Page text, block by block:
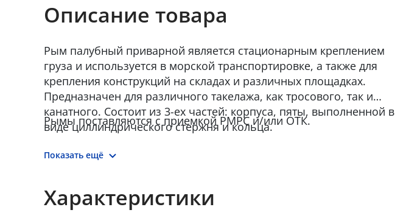
Описание товара
Рым палубный приварной является стационарным креплением
груза и используется в морской транспортировке, а также для
крепления конструкций на складах и различных площадках.
Предназначен для различного такелажа, как тросового, так и
канатного. Состоит из 3-ех частей: корпуса, пяты, выполненной в
виде циллиндрического стержня и кольца.
Рымы поставляются с приемкой РМРС и/или ОТК.
Показать ещё
Характеристики